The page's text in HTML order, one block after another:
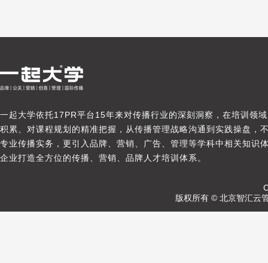
一起大学依托17PR平台15年来对传播行业的深刻洞察，在培训领
积累、对课程规划的精准把握，从传播管理战略沟通到实践操盘，
专业传播实务，更引入品牌、营销、广告、管理等学科中相关知识
企业打造全方位的传播、营销、品牌人才培训体系。
版权所有 © 北京智汇云